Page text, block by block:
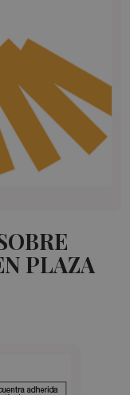
PLAZA